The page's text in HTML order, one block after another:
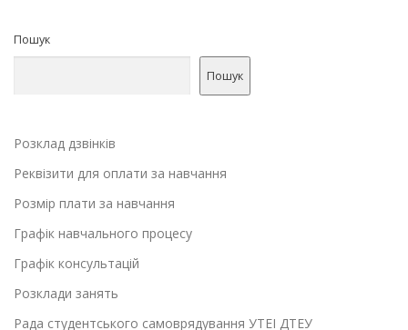
Пошук
Пошук
Розклад дзвінків
Реквізити для оплати за навчання
Розмір плати за навчання
Графік навчального процесу
Графік консультацій
Розклади занять
Рада студентського самоврядування УТЕІ ДТЕУ